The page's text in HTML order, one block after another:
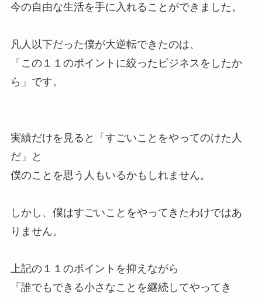
今の自由な生活を手に入れることができました。
凡人以下だった僕が大逆転できたのは、
「この１１のポイントに絞ったビジネスをしたか
ら」です。
実績だけを見ると「すごいことをやってのけた人
だ」と
僕のことを思う人もいるかもしれません。
しかし、僕はすごいことをやってきたわけではあ
りません。
上記の１１のポイントを抑えながら
「誰でもできる小さなことを継続してやってき